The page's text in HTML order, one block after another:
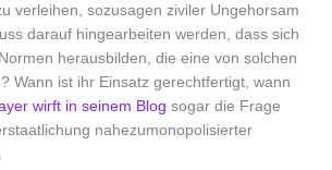
verleihen, sozusagen ziviler Ungehorsam
darauf hingearbeiten werden, dass sich
herausbilden, die eine von solchen
Wann ist ihr Einsatz gerechtfertigt, wann
wirft in seinem Blog sogar die Frage
nahezumonopolisierter